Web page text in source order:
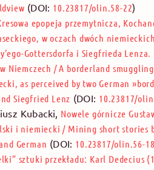
(DOI: 10.23817/olin.58-22)
epopeja przemytnicza,
w oczach dwóch
Gottersdorfa i Siegfrieda Lenza.
Niemczech /A borderland
as perceived by two German
Siegfried Lenz (DOI: 10.23817/
Kubacki, Nowele górnicze
i niemiecki / Mining short stories
German (DOI: 10.23817/olin.56-
sztuki przekładu: Karl Dedecius